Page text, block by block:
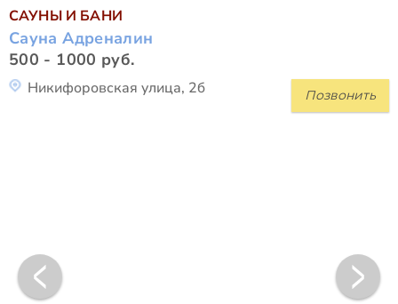
САУНЫ И БАНИ
Сауна Адреналин
500 - 1000 руб.
Позвонить
Никифоровская улица, 2б